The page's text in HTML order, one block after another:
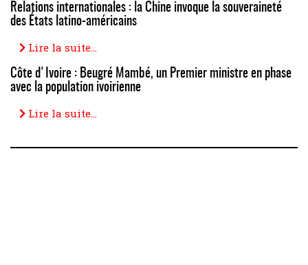
Relations internationales : la Chine invoque la souveraineté
des États latino-américains
Lire la suite...
Côte d'Ivoire : Beugré Mambé, un Premier ministre en phase
avec la population ivoirienne
Lire la suite...